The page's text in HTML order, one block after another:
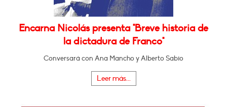
Encarna Nicolás presenta "Breve historia de
la dictadura de Franco"
Conversará con Ana Mancho y Alberto Sabio
Leer más...